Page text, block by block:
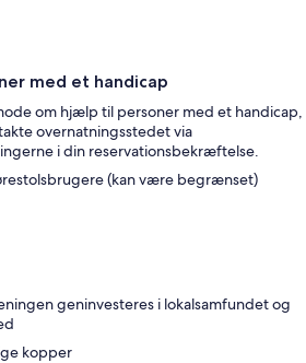
med et handicap
om hjælp til personer med et handicap,
overnatningsstedet via
i din reservationsbekræftelse.
(kan være begrænset)
geninvesteres i lokalsamfundet og
kopper